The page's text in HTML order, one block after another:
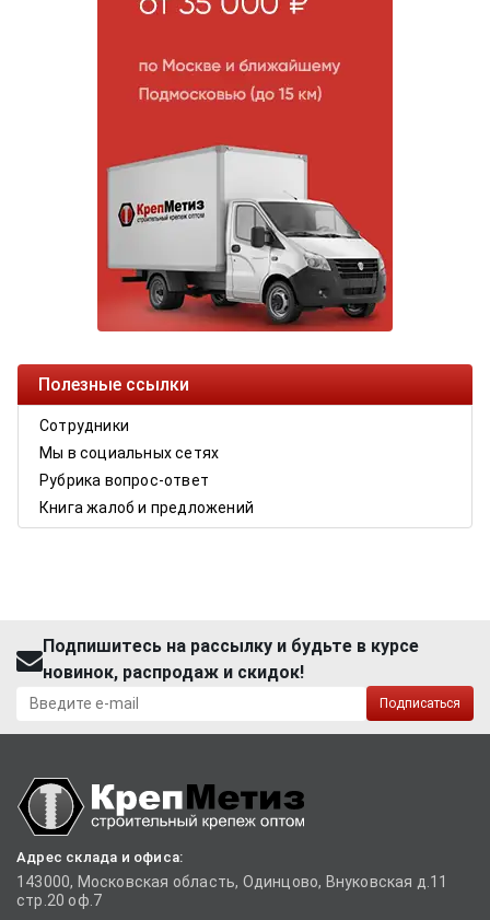
Полезные ссылки
Сотрудники
Мы в социальных сетях
Рубрика вопрос-ответ
Книга жалоб и предложений
Подпишитесь на рассылку и будьте в курсе
новинок, распродаж и скидок!
Подписаться
Адрес склада и офиса:
143000, Московская область, Одинцово, Внуковская д.11
стр.20 оф.7